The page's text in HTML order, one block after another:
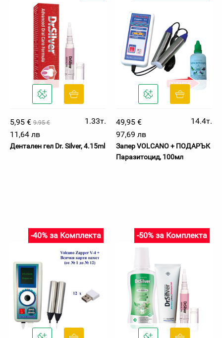
5,95 € 9.95 €
1.33т.
11,64 лв
Дентален гел Dr. Silver, 4.15ml
49,95 €
14.4т.
97,69 лв
Запер VOLCANO + ПОДАРЪК
Паразитоцид, 100мл
-40% за Комплекта -50% за Комплекта